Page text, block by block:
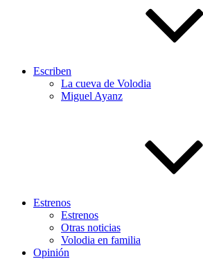
Escriben
La cueva de Volodia
Miguel Ayanz
Estrenos
Estrenos
Otras noticias
Volodia en familia
Opinión